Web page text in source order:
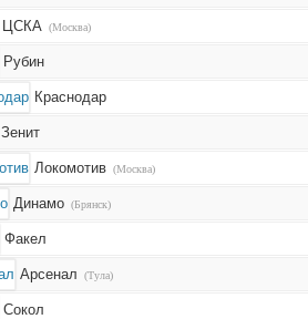
ЦСКА (Москва)
Рубин
Краснодар
Зенит
Локомотив (Москва)
Динамо (Брянск)
Факел
Арсенал (Тула)
Сокол